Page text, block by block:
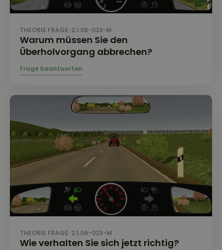
THEORIE FRAGE: 2.1.06-022-M
Warum müssen Sie den
Überholvorgang abbrechen?
THEORIE FRAGE: 2.1.06-023-M
Wie verhalten Sie sich jetzt richtig?